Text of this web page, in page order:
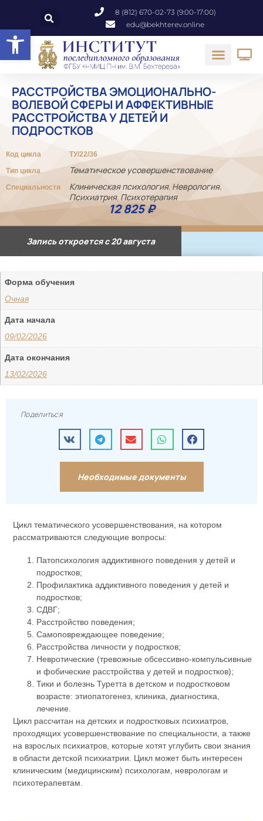
Открыть панель инструментов
8 (812) 670-02-73 (9:00-17:00)
edu@bekhterev.online
РАССТРОЙСТВА ЭМОЦИОНАЛЬНО-
ВОЛЕВОЙ СФЕРЫ И АФФЕКТИВНЫЕ
РАССТРОЙСТВА У ДЕТЕЙ И
ПОДРОСТКОВ
Код цикла
ТУ/22/36
Тип цикла
Тематическое усовершенствование
Специальности Клиническая психология, Неврология,
Психиатрия, Психотерапия
12 825₽
Запись откроется с 20 августа
Форма обучения
Очная
Дата начала
09/02/2026
Дата окончания
13/02/2026
Поделиться
Необходимые документы
Цикл тематического усовершенствования, на котором
рассматриваются следующие вопросы:
Патопсихология аддиктивного поведения у детей и
подростков;
Профилактика аддиктивного поведения у детей и
подростков;
СДВГ;
Расстройство поведения;
Самоповреждающее поведение;
Расстройства личности у подростков;
Невротические (тревожные обсессивно-компульсивные
и фобические расстройства у детей и подростков);
Тики и болезнь Туретта в детском и подростковом
возрасте: этиопатогенез, клиника, диагностика,
лечение.
Цикл рассчитан на детских и подростковых психиатров,
проходящих усовершенствование по специальности, а также
на взрослых психиатров, которые хотят углубить свои знания
в области детской психиатрии. Цикл может быть интересен
клиническим (медицинским) психологам, неврологам и
психотерапевтам.